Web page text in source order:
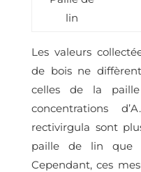
lin
Les valeurs
de bois ne
celles de la
concentrations
rectivirgula sont
paille de lin que
Cependant, ces